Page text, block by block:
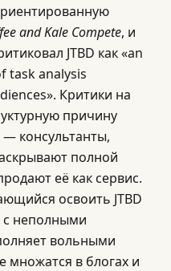
and Kale Compete, и
JTBD как «an
task analysis
Критики на
причину
консультанты,
полной
её как сервис.
освоить JTBD
с неполными
вольными
множатся в блогах и